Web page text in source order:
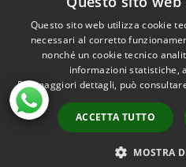
Accessibilità
Privacy
Questo sito web utilizza cookie
necessari al corretto
nonché un cookie tecnico
informazioni statistiche,
Per maggiori dettagli, può
ACCETTA TUTTO
MOSTRA